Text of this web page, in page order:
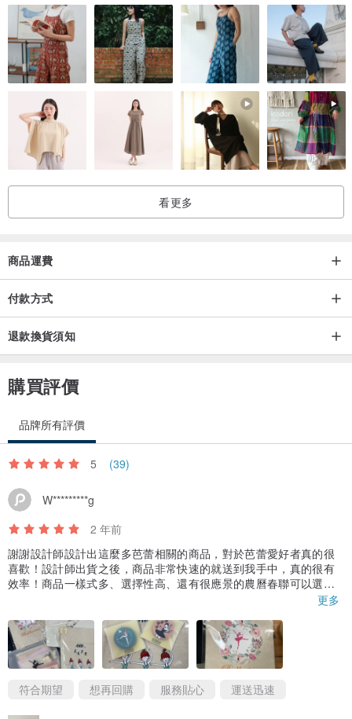
看更多
商品運費
付款方式
退款換貨須知
購買評價
品牌所有評價
5 (39)
W*********g
2 年前
謝謝設計師設計出這麼多芭蕾相關的商品，對於芭蕾愛好者真的很
喜歡！設計師出貨之後，商品非常快速的就送到我手中，真的很有
效率！商品一樣式多、選擇性高、還有很應景的農曆春聯可以選
更多
符合期望 想再回購 服務貼心 運送迅速